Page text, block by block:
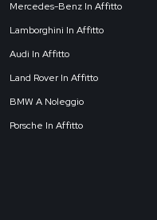
Mercedes-Benz In Affitto
Lamborghini In Affitto
Audi In Affitto
Land Rover In Affitto
BMW A Noleggio
Porsche In Affitto